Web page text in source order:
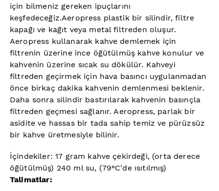
için bilmeniz gereken ipuçlarını
keşfedeceğiz.Aeropress plastik bir silindir, filtre
kapağı ve kağıt veya metal filtreden oluşur.
Aeropress kullanarak kahve demlemek için
filtrenin üzerine ince öğütülmüş kahve konulur ve
kahvenin üzerine sıcak su dökülür. Kahveyi
filtreden geçirmek için hava basıncı uygulanmadan
önce birkaç dakika kahvenin demlenmesi beklenir.
Daha sonra silindir bastırılarak kahvenin basınçla
filtreden geçmesi sağlanır. Aeropress, parlak bir
asidite ve hassas bir tada sahip temiz ve pürüzsüz
bir kahve üretmesiyle bilinir.
İçindekiler: 17 gram kahve çekirdeği, (orta derece
öğütülmüş) 240 ml su, (79°C'de ısıtılmış)
Talimatlar: